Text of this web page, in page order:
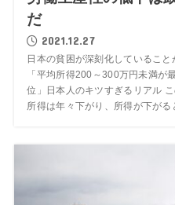
だ
2021.12.27
日本の貧困が深刻化しているこ
「平均所得200～300万円未満が
位」日本人のキツすぎるリアル
所得は年々下がり、所得が下がる